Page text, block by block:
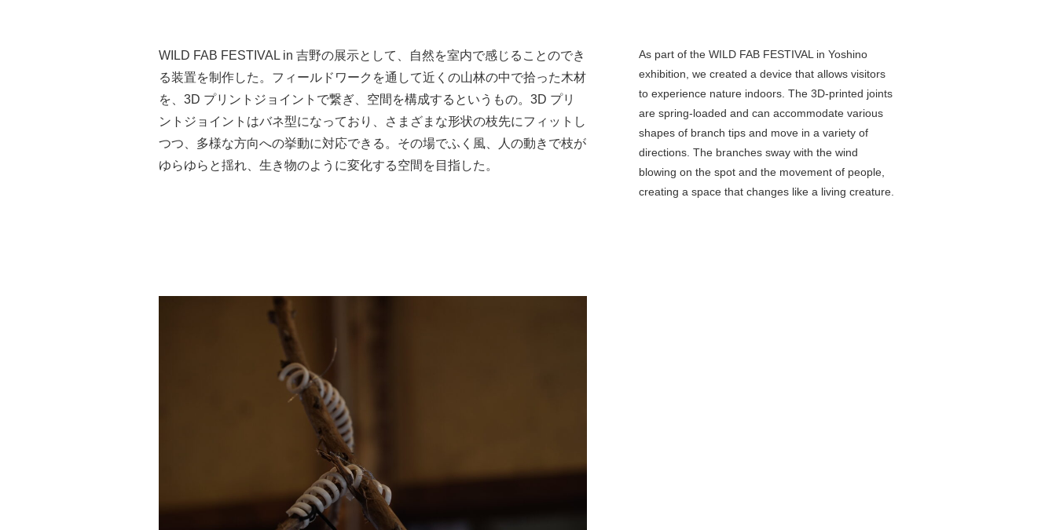
WILD FAB FESTIVAL in 吉野の展示として、自然を室内で感じることのでき
る装置を制作した。フィールドワークを通して近くの山林の中で拾った木材
を、3D プリントジョイントで繋ぎ、空間を構成するというもの。3D プリ
ントジョイントはバネ型になっており、さまざまな形状の枝先にフィットし
つつ、多様な方向への挙動に対応できる。その場でふく風、人の動きで枝が
ゆらゆらと揺れ、生き物のように変化する空間を目指した。
As part of the WILD FAB FESTIVAL in Yoshino
exhibition, we created a device that allows visitors
to experience nature indoors. The 3D-printed joints
are spring-loaded and can accommodate various
shapes of branch tips and move in a variety of
directions. The branches sway with the wind
blowing on the spot and the movement of people,
creating a space that changes like a living creature.